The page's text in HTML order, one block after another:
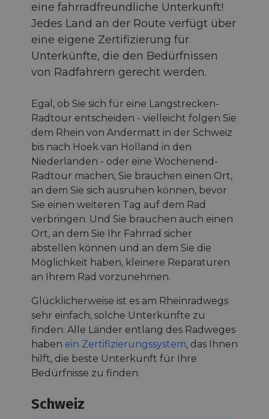
eine fahrradfreundliche Unterkunft!
Jedes Land an der Route verfügt über
eine eigene Zertifizierung für
Unterkünfte, die den Bedürfnissen
von Radfahrern gerecht werden.
Egal, ob Sie sich für eine Langstrecken-
Radtour entscheiden - vielleicht folgen Sie
dem Rhein von Andermatt in der Schweiz
bis nach Hoek van Holland in den
Niederlanden - oder eine Wochenend-
Radtour machen, Sie brauchen einen Ort,
an dem Sie sich ausruhen können, bevor
Sie einen weiteren Tag auf dem Rad
verbringen. Und Sie brauchen auch einen
Ort, an dem Sie Ihr Fahrrad sicher
abstellen können und an dem Sie die
Möglichkeit haben, kleinere Reparaturen
an Ihrem Rad vorzunehmen.
Glücklicherweise ist es am Rheinradwegs
sehr einfach, solche Unterkünfte zu
finden: Alle Länder entlang des Radweges
haben ein Zertifizierungssystem, das Ihnen
hilft, die beste Unterkunft für Ihre
Bedürfnisse zu finden.
Schweiz